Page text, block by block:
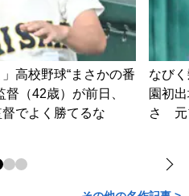
高校野球“まさかの番
（42歳）が前日、
でよく勝てるな
なび
園初
さ 元